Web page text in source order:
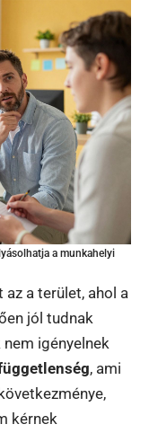
a munkahelyi
a terület, ahol a
jól tudnak
igényelnek
, ami
kérnek